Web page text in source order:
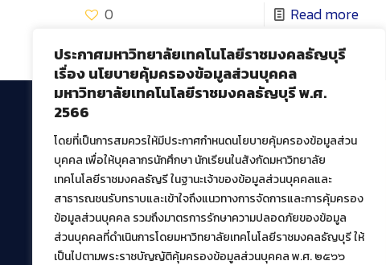
ประกาศมหาวิทยาลัยเทคโนโลยีราชมงคลธัญบุรี
เรื่อง นโยบายคุ้มครองข้อมูลส่วนบุคคล
มหาวิทยาลัยเทคโนโลยีราชมงคลธัญบุรี พ.ศ.
2566
โดยที่เป็นการสมควรให้มีประกาศกำหนดนโยบายคุ้มครองข้อมูลส่วน
บุคคล เพื่อให้บุคลากรนักศึกษา นักเรียนในสังกัดมหาวิทยาลัย
เทคโนโลยีราชมงคลธัญรี ในฐานะเจ้าของข้อมูลส่วนบุคคลและ
สาธารณชนรับทราบและเข้าใจถึงแนวทางการจัดการและการคุ้มครอง
ข้อมูลส่วนบุคคล รวมถึงมาตรการรักษาความปลอดภัยของข้อมูล
ส่วนบุคคลที่ดำเนินการโดยมหาวิทยาลัยเทคโนโลยีราชมงคลธัญบุรี ให้
เป็นไปตามพระราชบัญญัติคุ้มครองข้อมูลส่วนบุคคล พ.ศ. ๒๕๖๖
0
Read more
สำนักวิทยบริการและเทคโนโลยีสารสนเทศ
มหาวิทยาลัยเทคโนโลยีราชมงคลธัญบุรี
39 หมู่ที่ 1 ตำบลคลองหก อำเภอคลองหลวง จังหวัด
ปทุมธานี 12120
เผยแพร่ข้อมูลโดย.บุคลากร สวส.
สร้างและพัฒนาโดย.